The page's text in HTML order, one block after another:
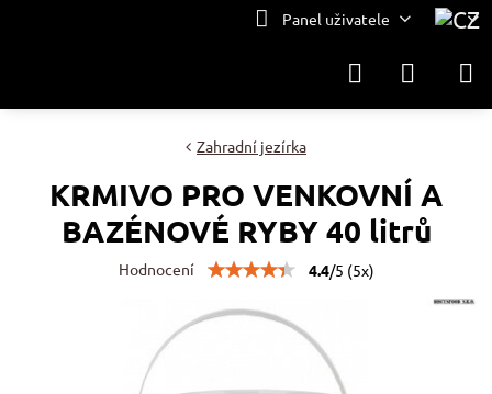
Panel uživatele
Zahradní jezírka
KRMIVO PRO VENKOVNÍ A
BAZÉNOVÉ RYBY 40 litrů
Hodnocení 4.4/5 (5x)